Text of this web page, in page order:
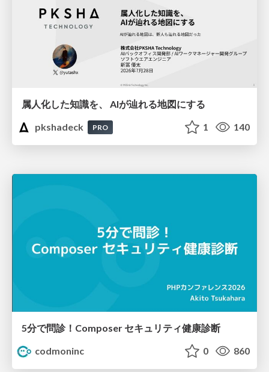
属人化した知識を、 AIが辿れる地図にする
pkshadeck
PRO 1 140
5分で問診！Composer セキュリティ健康診断
codmoninc
0 860